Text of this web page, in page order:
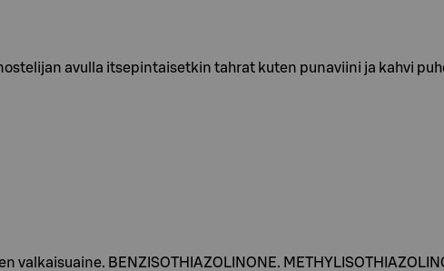
avulla itsepintaisetkin tahrat kuten punaviini ja kahvi
BENZISOTHIAZOLINONE.